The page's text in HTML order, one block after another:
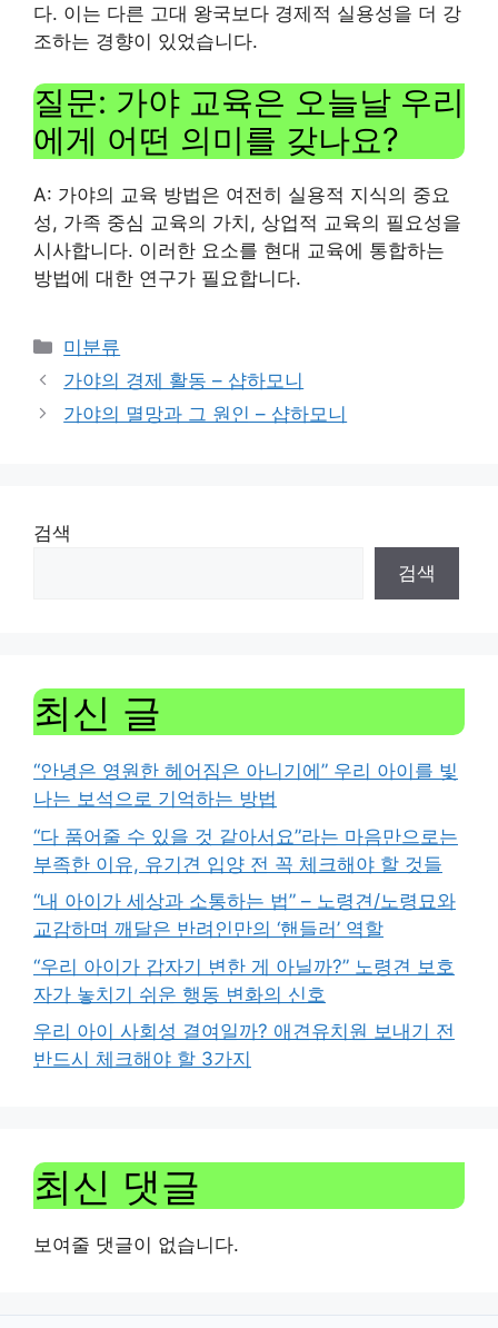
다. 이는 다른 고대 왕국보다 경제적 실용성을 더 강
조하는 경향이 있었습니다.
질문: 가야 교육은 오늘날 우리
에게 어떤 의미를 갖나요?
A: 가야의 교육 방법은 여전히 ​​실용적 지식의 중요
성, 가족 중심 교육의 가치, 상업적 교육의 필요성을
시사합니다. 이러한 요소를 현대 교육에 통합하는
방법에 대한 연구가 필요합니다.
Categories
미분류
가야의 경제 활동 – 샵하모니
가야의 멸망과 그 원인 – 샵하모니
검색
검색
최신 글
“안녕은 영원한 헤어짐은 아니기에” 우리 아이를 빛
나는 보석으로 기억하는 방법
“다 품어줄 수 있을 것 같아서요”라는 마음만으로는
부족한 이유, 유기견 입양 전 꼭 체크해야 할 것들
“내 아이가 세상과 소통하는 법” – 노령견/노령묘와
교감하며 깨달은 반려인만의 ‘핸들러’ 역할
“우리 아이가 갑자기 변한 게 아닐까?” 노령견 보호
자가 놓치기 쉬운 행동 변화의 신호
우리 아이 사회성 결여일까? 애견유치원 보내기 전
반드시 체크해야 할 3가지
최신 댓글
보여줄 댓글이 없습니다.